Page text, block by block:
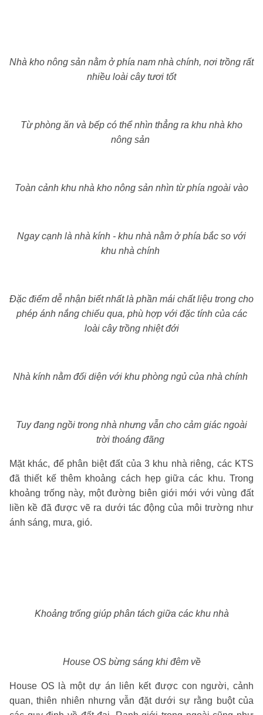
Nhà kho nông sản nằm ở phía nam nhà chính, nơi trồng rất
nhiều loài cây tươi tốt
Từ phòng ăn và bếp có thể nhìn thẳng ra khu nhà kho
nông sản
Toàn cảnh khu nhà kho nông sản nhìn từ phía ngoài vào
Ngay cạnh là nhà kính - khu nhà nằm ở phía bắc so với
khu nhà chính
Đặc điểm dễ nhận biết nhất là phần mái chất liệu trong cho
phép ánh nắng chiếu qua, phù hợp với đặc tính của các
loài cây trồng nhiệt đới
Nhà kính nằm đối diện với khu phòng ngủ của nhà chính
Tuy đang ngồi trong nhà nhưng vẫn cho cảm giác ngoài
trời thoáng đãng
Mặt khác, để phân biệt đất của 3 khu nhà riêng, các KTS
đã thiết kế thêm khoảng cách hẹp giữa các khu. Trong
khoảng trống này, một đường biên giới mới với vùng đất
liền kề đã được vẽ ra dưới tác động của môi trường như
ánh sáng, mưa, gió.
Khoảng trống giúp phân tách giữa các khu nhà
House OS bừng sáng khi đêm về
House OS là một dự án liên kết được con người, cảnh
quan, thiên nhiên nhưng vẫn đặt dưới sự rằng buột của